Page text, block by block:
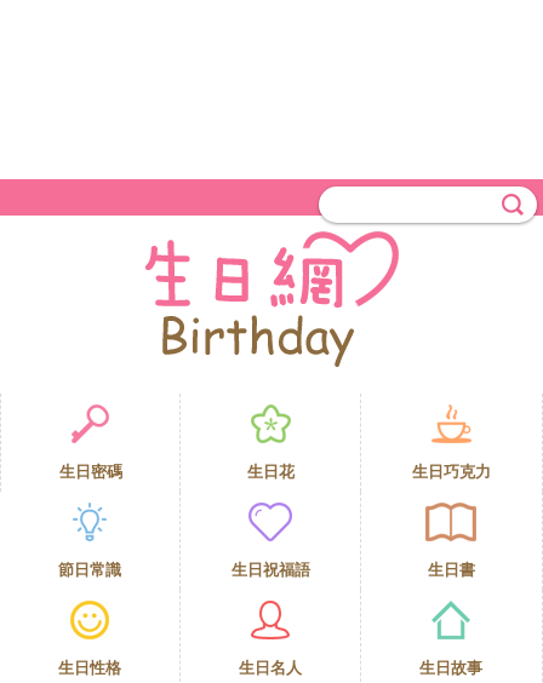
生日密碼 生日花 生日巧克力
節日常識 生日祝福語 生日書
生日性格 生日名人 生日故事